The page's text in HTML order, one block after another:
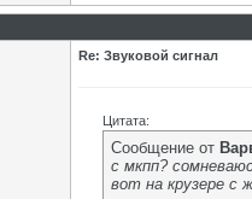
Re: Звуковой сигнал
Цитата:
Сообщение от
с мкпп?
вот на крузере с